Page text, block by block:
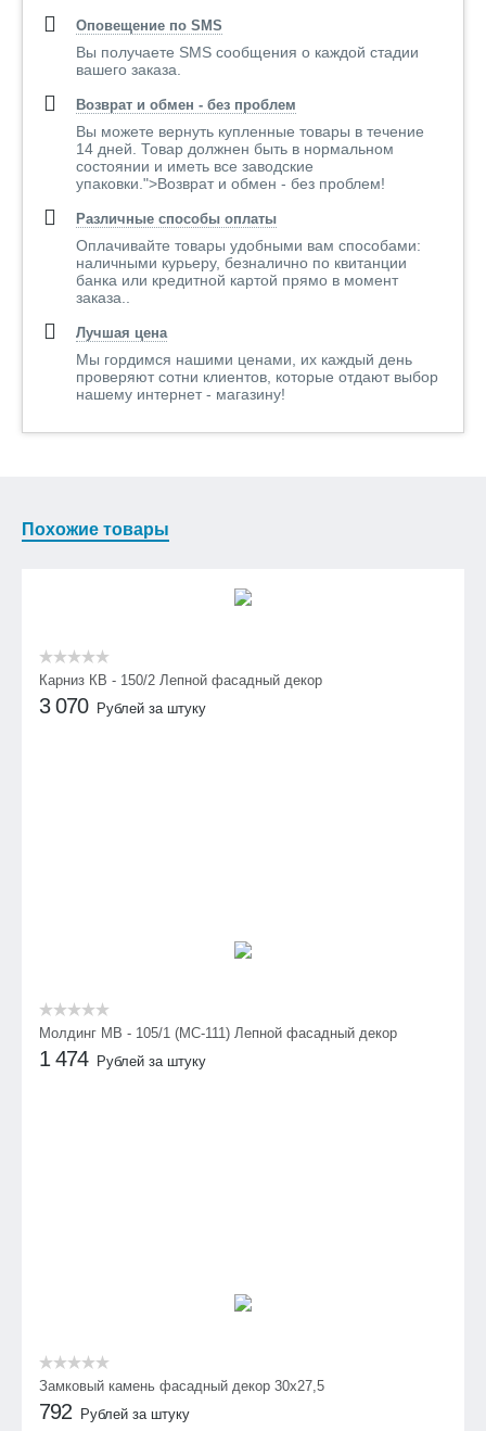
Оповещение по SMS
Вы получаете SMS сообщения о каждой стадии
вашего заказа.
Возврат и обмен - без проблем
Вы можете вернуть купленные товары в течение
14 дней. Товар должнен быть в нормальном
состоянии и иметь все заводские
упаковки.">Возврат и обмен - без проблем!
Различные способы оплаты
Оплачивайте товары удобными вам способами:
наличными курьеру, безналично по квитанции
банка или кредитной картой прямо в момент
заказа..
Лучшая цена
Мы гордимся нашими ценами, их каждый день
проверяют сотни клиентов, которые отдают выбор
нашему интернет - магазину!
Похожие товары
Карниз КВ - 150/2 Лепной фасадный декор
3 070 Рублей за штуку
Молдинг МВ - 105/1 (МС-111) Лепной фасадный декор
1 474 Рублей за штуку
Замковый камень фасадный декор 30х27,5
792 Рублей за штуку